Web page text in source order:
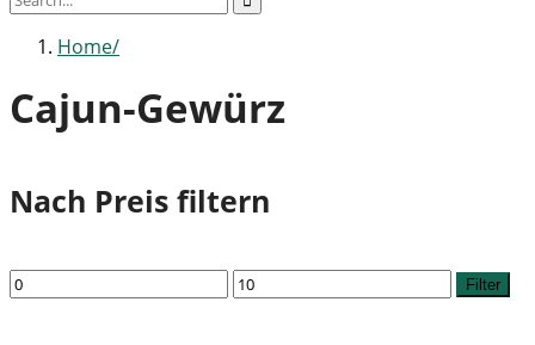
Home
Cajun-Gewürz
Nach Preis filtern
Min.
Preis
Max.
Preis
Filter